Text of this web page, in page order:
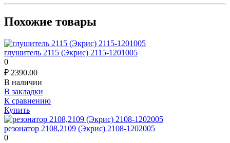
Похожие товары
глушитель 2115 (Экрис) 2115-1201005
0
₽ 2390.00
В наличии
В закладки
К сравнению
Купить
резонатор 2108,2109 (Экрис) 2108-1202005
0